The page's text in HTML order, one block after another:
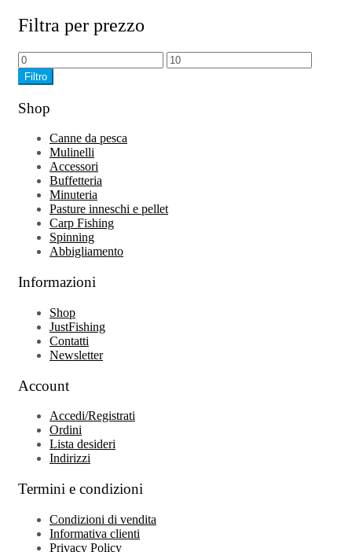
Filtra per prezzo
Filtro
Shop
Canne da pesca
Mulinelli
Accessori
Buffetteria
Minuteria
Pasture inneschi e pellet
Carp Fishing
Spinning
Abbigliamento
Informazioni
Shop
JustFishing
Contatti
Newsletter
Account
Accedi/Registrati
Ordini
Lista desideri
Indirizzi
Termini e condizioni
Condizioni di vendita
Informativa clienti
Privacy Policy